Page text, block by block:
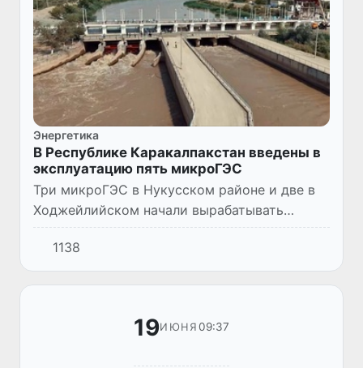
Энергетика
В Республике Каракалпакстан введены в
эксплуатацию пять микроГЭС
Три микроГЭС в Нукусском районе и две в
Ходжейлийском начали вырабатывать
электроэнергию для местного населения.
1138
19ИЮНЯ 09:37